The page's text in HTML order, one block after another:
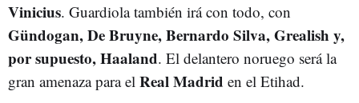
Vinicius. Guardiola también irá con todo, con
Gündogan, De Bruyne, Bernardo Silva, Grealish y,
por supuesto, Haaland. El delantero noruego será la
gran amenaza para el Real Madrid en el Etihad.